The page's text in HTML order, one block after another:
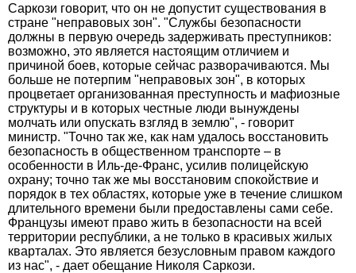
Саркози говорит, что он не допустит существования в
стране "неправовых зон". "Службы безопасности
должны в первую очередь задерживать преступников:
возможно, это является настоящим отличием и
причиной боев, которые сейчас разворачиваются. Мы
больше не потерпим "неправовых зон", в которых
процветает организованная преступность и мафиозные
структуры и в которых честные люди вынуждены
молчать или опускать взгляд в землю", - говорит
министр. "Точно так же, как нам удалось восстановить
безопасность в общественном транспорте – в
особенности в Иль-де-Франс, усилив полицейскую
охрану; точно так же мы восстановим спокойствие и
порядок в тех областях, которые уже в течение слишком
длительного времени были предоставлены сами себе.
Французы имеют право жить в безопасности на всей
территории республики, а не только в красивых жилых
кварталах. Это является безусловным правом каждого
из нас", - дает обещание Николя Саркози.